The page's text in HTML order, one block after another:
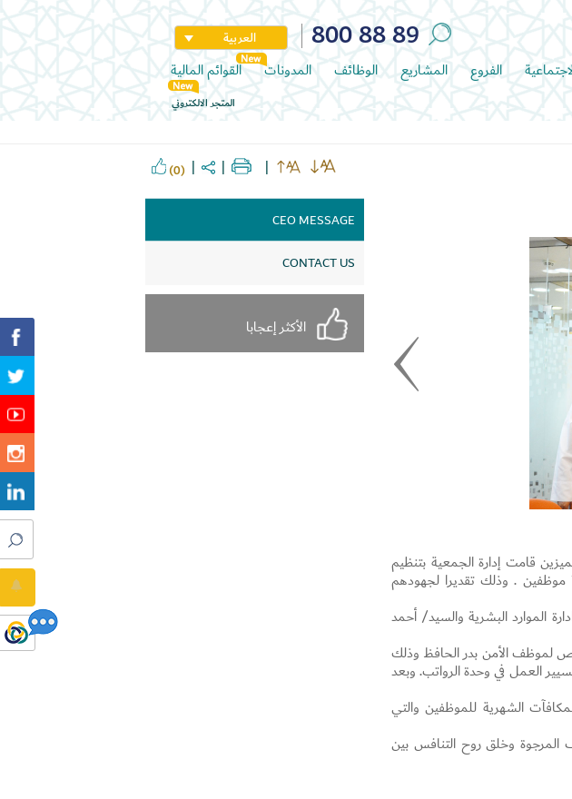
800 88 89 العربية
الفروع المشاريع الوظائف المدونات القوائم المالية
المتجر الالكتروني
(0)
قامت إدارة الجمعية بتنظيم
حفل تكريم لمن ساهم في انجاز أعمال توزيع أرباح المساهمين لعام 2013 ، والبالغ عددهم 7 موظفين . وذلك تقديرا لجهودهم
الموارد البشرية والسيد/ أحمد
لموظف الأمن بدر الحافظ وذلك
العمل في وحدة الرواتب. وبعد
الشهرية للموظفين والتي
المرجوة وخلق روح التنافس بين
CEO MESSAGE
CONTACT US
الأكثر إعجابا